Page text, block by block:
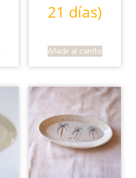
21 días)
Añadir al carrito